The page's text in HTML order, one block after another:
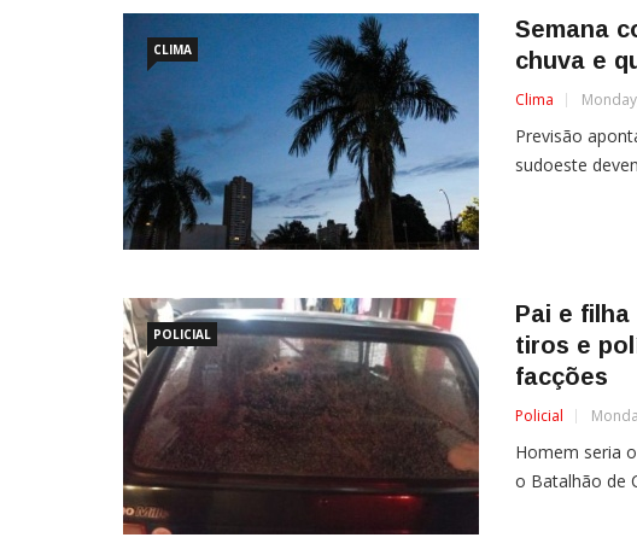
CLIMA
Semana
chuva e
Clima
Previsão
sudoeste
POLICIAL
Pai e
tiros e
facções
Policial
Homem seria
o Batalhão de